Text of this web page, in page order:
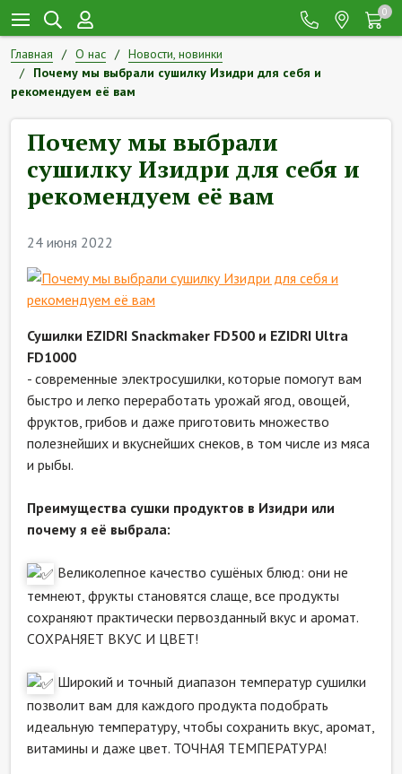
0
Главная О нас
Новости, новинки
Почему мы выбрали сушилку Изидри для себя и
рекомендуем её вам
Почему мы выбрали
сушилку Изидри для себя и
рекомендуем её вам
24 июня 2022
Сушилки EZIDRI Snackmaker FD500 и EZIDRI Ultra
FD1000
- современные электросушилки, которые помогут вам
быстро и легко переработать урожай ягод, овощей,
фруктов, грибов и даже приготовить множество
полезнейших и вкуснейших снеков, в том числе из мяса
и рыбы.
Преимущества сушки продуктов в Изидри или
почему я её выбрала:
Великолепное качество сушёных блюд: они не
темнеют, фрукты становятся слаще, все продукты
сохраняют практически первозданный вкус и аромат.
СОХРАНЯЕТ ВКУС И ЦВЕТ!
Широкий и точный диапазон температур сушилки
позволит вам для каждого продукта подобрать
идеальную температуру, чтобы сохранить вкус, аромат,
витамины и даже цвет. ТОЧНАЯ ТЕМПЕРАТУРА!